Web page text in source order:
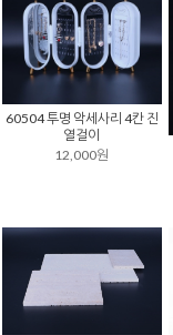
60504 투명 악세사리 4칸 진
열걸이
12,000원